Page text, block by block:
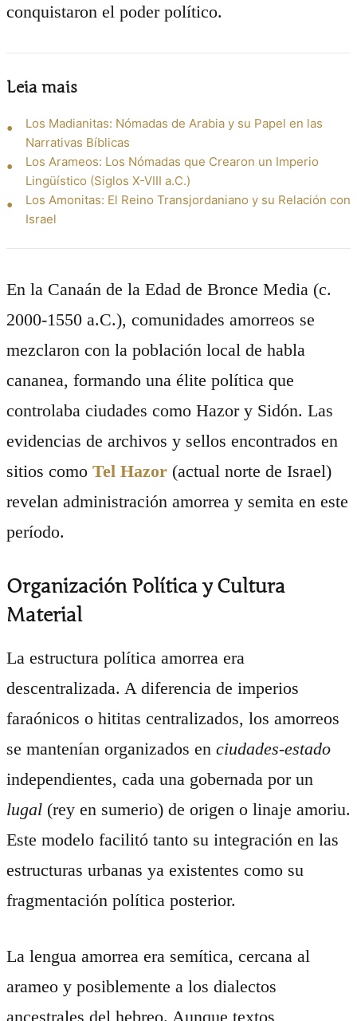
conquistaron el poder político.
Leia mais
Los Madianitas: Nómadas de Arabia y su Papel en las
Narrativas Bíblicas
Los Arameos: Los Nómadas que Crearon un Imperio
Lingüístico (Siglos X-VIII a.C.)
Los Amonitas: El Reino Transjordaniano y su Relación con
Israel
En la Canaán de la Edad de Bronce Media (c.
2000-1550 a.C.), comunidades amorreos se
mezclaron con la población local de habla
cananea, formando una élite política que
controlaba ciudades como Hazor y Sidón. Las
evidencias de archivos y sellos encontrados en
sitios como Tel Hazor (actual norte de Israel)
revelan administración amorrea y semita en este
período.
Organización Política y Cultura
Material
La estructura política amorrea era
descentralizada. A diferencia de imperios
faraónicos o hititas centralizados, los amorreos
se mantenían organizados en ciudades-estado
independientes, cada una gobernada por un
lugal (rey en sumerio) de origen o linaje amoriu.
Este modelo facilitó tanto su integración en las
estructuras urbanas ya existentes como su
fragmentación política posterior.
La lengua amorrea era semítica, cercana al
arameo y posiblemente a los dialectos
ancestrales del hebreo. Aunque textos